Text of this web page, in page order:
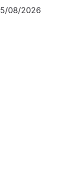
5/08/2026